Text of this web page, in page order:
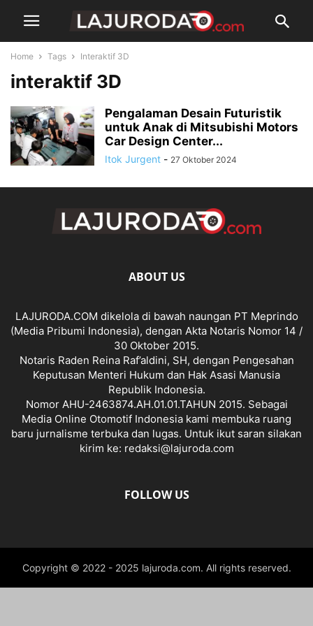
Home Tags Interaktif 3D
interaktif 3D
Pengalaman Desain Futuristik
untuk Anak di Mitsubishi Motors
Car Design Center...
Itok Jurgent - 27 Oktober 2024
ABOUT US
LAJURODA.COM dikelola di bawah naungan PT Meprindo
(Media Pribumi Indonesia), dengan Akta Notaris Nomor 14 /
30 Oktober 2015.
Notaris Raden Reina Raf’aldini, SH, dengan Pengesahan
Keputusan Menteri Hukum dan Hak Asasi Manusia
Republik Indonesia.
Nomor AHU-2463874.AH.01.01.TAHUN 2015. Sebagai
Media Online Otomotif Indonesia kami membuka ruang
baru jurnalisme terbuka dan lugas. Untuk ikut saran silakan
kirim ke: redaksi@lajuroda.com
FOLLOW US
Copyright © 2022 - 2025 lajuroda.com. All rights reserved.